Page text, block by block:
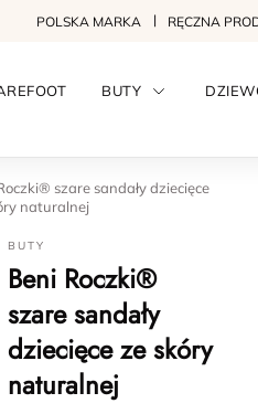
POLSKA MARKA RĘCZNA
BUTY
szare sandały dziecięce
naturalnej
BUTY
Beni Roczki®
szare sandały
dziecięce ze skóry
naturalnej